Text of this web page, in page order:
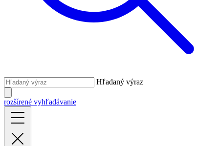
Hľadaný výraz
rozšírené vyhľadávanie